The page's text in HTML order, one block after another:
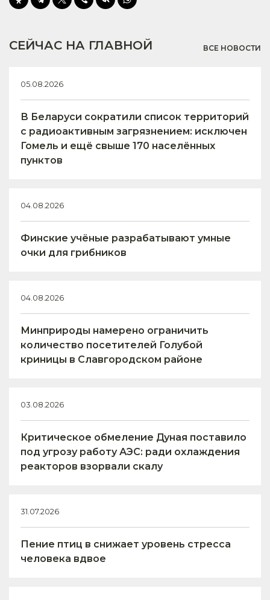
СЕЙЧАС НА ГЛАВНОЙ ВСЕ НОВОСТИ
05.08.2026
В Беларуси сократили список территорий
с радиоактивным загрязнением: исключен
Гомель и ещё свыше 170 населённых
пунктов
04.08.2026
Финские учёные разрабатывают умные
очки для грибников
04.08.2026
Минприроды намерено ограничить
количество посетителей Голубой
криницы в Славгородском районе
03.08.2026
Критическое обмеление Дуная поставило
под угрозу работу АЭС: ради охлаждения
реакторов взорвали скалу
31.07.2026
Пение птиц в снижает уровень стресса
человека вдвое